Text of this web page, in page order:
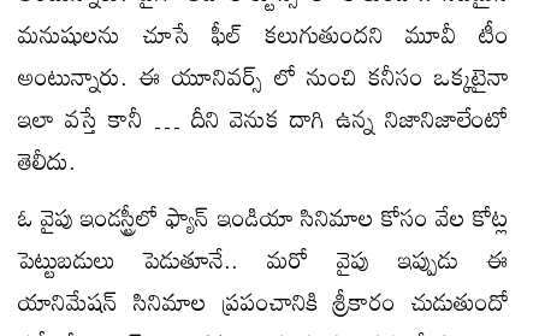
మనుషులను చూసే ఫీల్ కలుగుతుందని మూవీ టీం
అంటున్నారు. ఈ యూనివర్స్ లో నుంచి కనీసం ఒక్కటైనా
ఇలా వస్తే కానీ … దీని వెనుక దాగి ఉన్న నిజానిజాలేంటో
తెలీదు.
ఓ వైపు ఇండస్ట్రీలో ఫ్యాన్ ఇండియా సినిమాల కోసం వేల కోట్ల
పెట్టుబడులు పెడుతూనే.. మరో వైపు ఇప్పుడు ఈ
యానిమేషన్ సినిమాల ప్రపంచానికి శ్రీకారం చుడుతుందో